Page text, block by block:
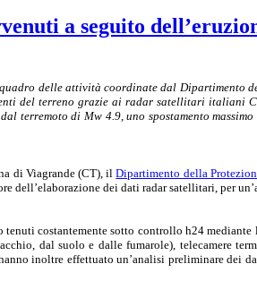
a seguito
delle attività coordinate dal Dipartimento
del terreno grazie ai radar satellitari italiani
terremoto di Mw 4.9, uno spostamento
di Viagrande (CT), ilDipartimento della
dell’elaborazione dei dati radar satellitari, per
costantemente sotto controllo h24 mediante
dal suolo e dalle fumarole), telecamere
inoltre effettuato un’analisi preliminare dei